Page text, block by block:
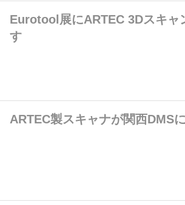
Eurotool展にARTEC 3Dスキャ
す
ARTEC製スキャナが関西DMS